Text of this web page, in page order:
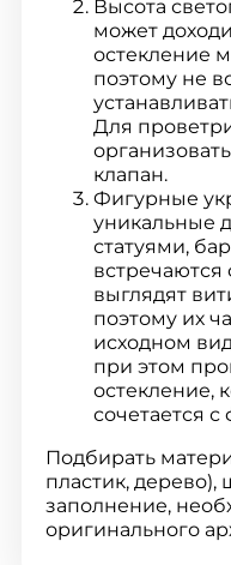
Высота
может
остекление
поэтому не
Для
клапан.
Фигурные
уникальные
статуями,
выглядят
поэтому их
исходном
при этом
остекление,
сочетается
Подбирать
пластик, дерево),
заполнение,
оригинального